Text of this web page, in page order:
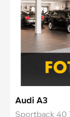
Audi A3
Sportback 40